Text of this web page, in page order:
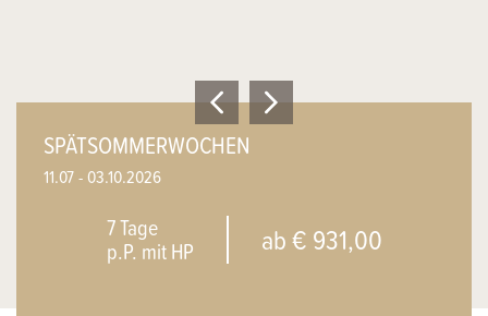
SPÄTSOMMERWOCHEN
11.07 - 03.10.2026
7 Tage
p.P. mit HP
ab € 931,00